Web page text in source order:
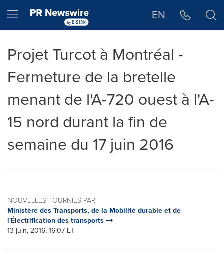
Hamburger menu EN
Projet Turcot à Montréal -
Fermeture de la bretelle
menant de l'A-720 ouest à l'A-
15 nord durant la fin de
semaine du 17 juin 2016
NOUVELLES FOURNIES PAR
Ministère des Transports, de la Mobilité durable et de
l'Électrification des transports
13 juin, 2016, 16:07 ET